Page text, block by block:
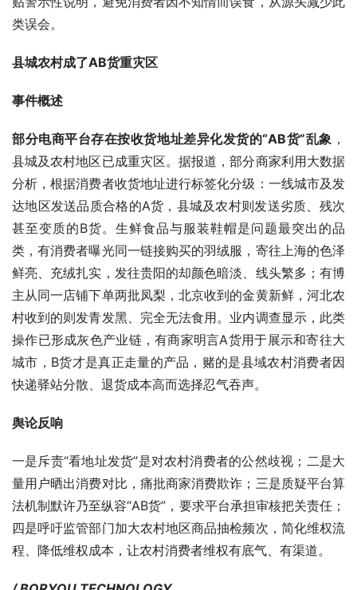
类误会。
县城农村成了AB货重灾区
事件概述
部分电商平台存在按收货地址差异化发货的“AB货”乱象 ，
县城及农村地区已成重灾区。据报道，部分商家利用大数据
分析，根据消费者收货地址进行标签化分级：一线城市及发
达地区发送品质合格的A货，县城及农村则发送劣质、残次
甚至变质的B货。生鲜食品与服装鞋帽是问题最突出的品
类，有消费者曝光同一链接购买的羽绒服，寄往上海的色泽
鲜亮、充绒扎实，发往贵阳的却颜色暗淡、线头繁多；有博
主从同一店铺下单两批凤梨，北京收到的金黄新鲜，河北农
村收到的则发青发黑、完全无法食用。业内调查显示，此类
操作已形成灰色产业链，有商家明言A货用于展示和寄往大
城市，B货才是真正走量的产品，赌的是县域农村消费者因
快递驿站分散、退货成本高而选择忍气吞声。
舆论反响
一是斥责“看地址发货”是对农村消费者的公然歧视；二是大
量用户晒出消费对比，痛批商家消费欺诈；三是质疑平台算
法机制默许乃至纵容“AB货”，要求平台承担审核把关责任；
四是呼吁监管部门加大农村地区商品抽检频次，简化维权流
程、降低维权成本，让农村消费者维权有底气、有渠道。